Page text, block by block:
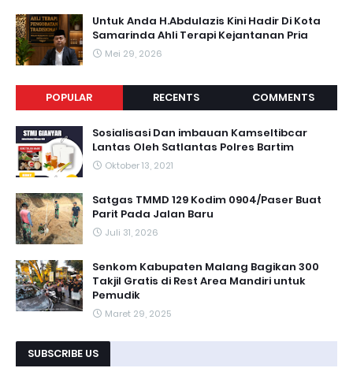
Untuk Anda H.Abdulazis Kini Hadir Di Kota
Samarinda Ahli Terapi Kejantanan Pria
Mei 29, 2026
POPULAR RECENTS COMMENTS
Sosialisasi Dan imbauan Kamseltibcar
Lantas Oleh Satlantas Polres Bartim
Oktober 13, 2021
Satgas TMMD 129 Kodim 0904/Paser Buat
Parit Pada Jalan Baru
Juli 31, 2026
Senkom Kabupaten Malang Bagikan 300
Takjil Gratis di Rest Area Mandiri untuk
Pemudik
Maret 29, 2025
SUBSCRIBE US